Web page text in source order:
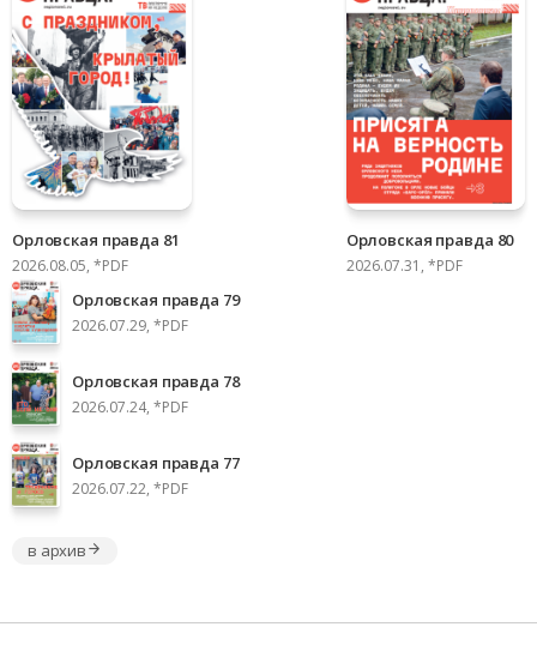
Орловская правда 81
2026.08.05, *PDF
Орловская правда 80
2026.07.31, *PDF
Орловская правда 79
2026.07.29, *PDF
Орловская правда 78
2026.07.24, *PDF
Орловская правда 77
2026.07.22, *PDF
в архив